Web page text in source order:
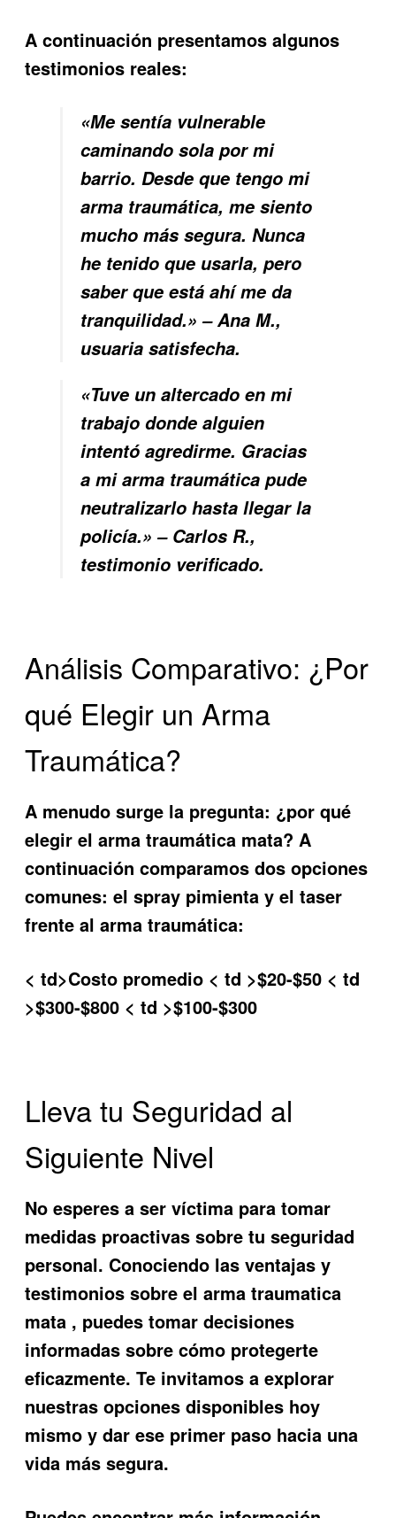
A continuación presentamos algunos
testimonios reales:
«Me sentía vulnerable
caminando sola por mi
barrio. Desde que tengo mi
arma traumática, me siento
mucho más segura. Nunca
he tenido que usarla, pero
saber que está ahí me da
tranquilidad.» – Ana M.,
usuaria satisfecha.
«Tuve un altercado en mi
trabajo donde alguien
intentó agredirme. Gracias
a mi arma traumática pude
neutralizarlo hasta llegar la
policía.» – Carlos R.,
testimonio verificado.
Análisis Comparativo: ¿Por
qué Elegir un Arma
Traumática?
A menudo surge la pregunta: ¿por qué
elegirel arma traumática mata? A
continuación comparamos dos opciones
comunes: el spray pimienta y el taser
frente al arma traumática:
< td>Costo promedio < td >$20-$50 < td
>$300-$800 < td >$100-$300
Lleva tu Seguridad al
Siguiente Nivel
No esperes a ser víctima para tomar
medidas proactivas sobre tu seguridad
personal. Conociendo las ventajas y
testimonios sobre el arma traumatica
mata , puedes tomar decisiones
informadas sobre cómo protegerte
eficazmente. Te invitamos a explorar
nuestras opciones disponibles hoy
mismo y dar ese primer paso hacia una
vida más segura.